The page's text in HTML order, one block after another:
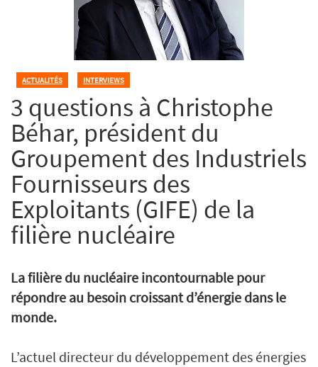
ACTUALITÉS INTERVIEWS
3 questions à Christophe
Béhar, président du
Groupement des Industriels
Fournisseurs des
Exploitants (GIFE) de la
filière nucléaire
La filière du nucléaire incontournable pour
répondre au besoin croissant d’énergie dans le
monde.
L’actuel directeur du développement des énergies